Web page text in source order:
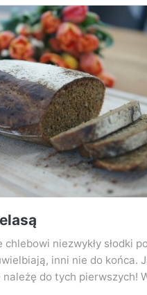
niezwykły słodki
inni nie do końca.
do tych pierwszych!